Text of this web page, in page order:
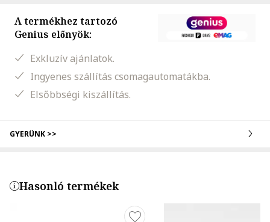
A termékhez tartozó
Genius előnyök:
Exkluzív ajánlatok.
Ingyenes szállítás csomagautomatákba.
Elsőbbségi kiszállítás.
GYERÜNK >>
Hasonló termékek